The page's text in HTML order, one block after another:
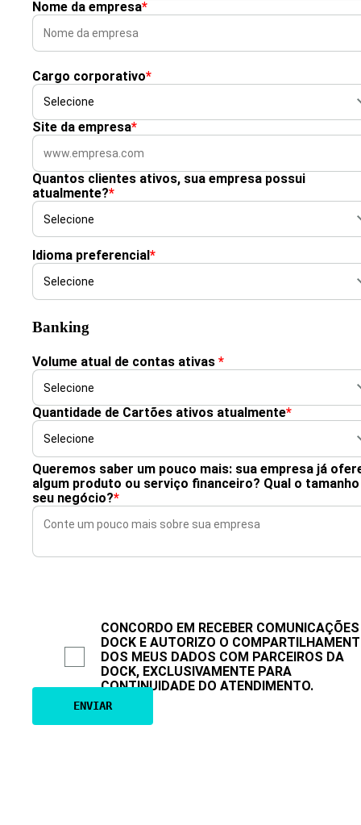
Nome da empresa*
Cargo corporativo*
Site da empresa*
Quantos clientes ativos, sua empresa possui
atualmente?*
Idioma preferencial *
Banking
Volume atual de contas ativas *
Quantidade de Cartões ativos atualmente*
Queremos saber um pouco mais: sua empresa já
algum produto ou serviço financeiro? Qual o
seu negócio?*
CONCORDO EM RECEBER
DOCK E AUTORIZO O
DOS MEUS DADOS COM PARCEIROS DA
DOCK, EXCLUSIVAMENTE PARA
CONTINUIDADE DO ATENDIMENTO.